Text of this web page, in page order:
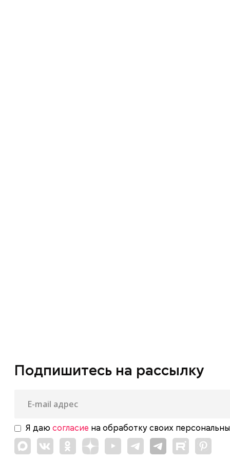
Сквозной эфир
Стихотворцы Победы
Подпишитесь на рассылку
Я даю согласие на обработку своих